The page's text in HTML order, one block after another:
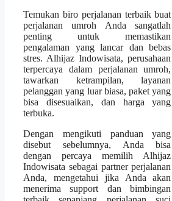
Temukan biro perjalanan terbaik buat
perjalanan umroh Anda sangatlah
penting untuk memastikan
pengalaman yang lancar dan bebas
stres. Alhijaz Indowisata, perusahaan
terpercaya dalam perjalanan umroh,
tawarkan ketrampilan, layanan
pelanggan yang luar biasa, paket yang
bisa disesuaikan, dan harga yang
terbuka.
Dengan mengikuti panduan yang
disebut sebelumnya, Anda bisa
dengan percaya memilih Alhijaz
Indowisata sebagai partner perjalanan
Anda, mengetahui jika Anda akan
menerima support dan bimbingan